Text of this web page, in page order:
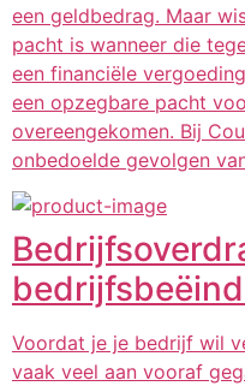
een geldbedrag. Maar
pacht is wanneer die
een financiële
een opzegbare pacht
overeengekomen. Bij
onbedoelde gevolgen
Voordat je je bedrijf wil
vaak veel aan vooraf